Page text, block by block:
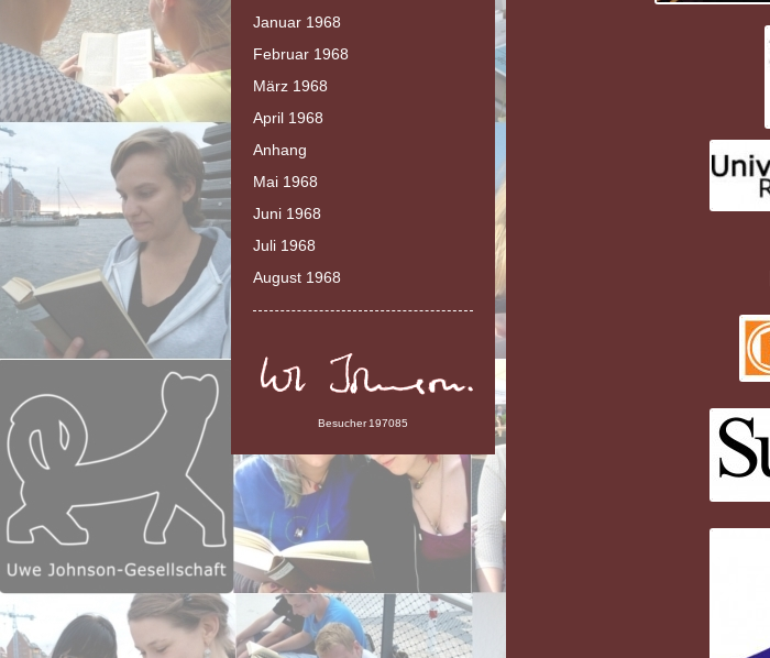
Januar 1968
Februar 1968
März 1968
April 1968
Anhang
Mai 1968
Juni 1968
Juli 1968
August 1968
Besucher 197085